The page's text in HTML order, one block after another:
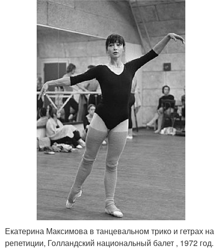
Екатерина Максимова в танцевальном трико и гетрах на
репетиции, Голландский национальный балет , 1972 год.